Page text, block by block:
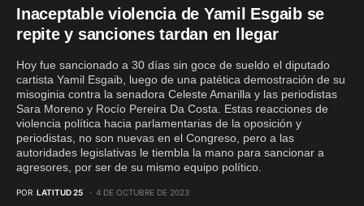
Inaceptable violencia de Yamil Esgaib se
repite y sanciones tardan en llegar
Hoy fue sancionado a 30 días sin goce de sueldo el diputado
cartista Yamil Esgaib, luego de una patética demostración de su
misoginia contra la senadora Celeste Amarilla y las periodistas
Sara Moreno y Rocío Pereira Da Costa. Estas reacciones de
violencia política hacia parlamentarias de la oposición y
periodistas, no son nuevas en el Congreso, pero a las
autoridades legislativas le tiembla la mano para sancionar a
agresores, por ser de su mismo equipo político.
POR LATITUD 25 4 DE OCTUBRE DE 2023